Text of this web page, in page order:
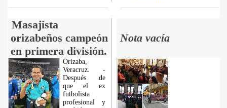
Masajista
orizabeños campeón
en primera división.
Nota vacía
Orizaba,
Veracruz. -
Después de
que el ex
futbolista
profesional y